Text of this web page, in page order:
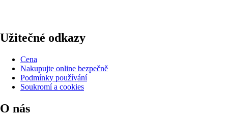
Užitečné odkazy
Cena
Nakupujte online bezpečně
Podmínky používání
Soukromí a cookies
O nás